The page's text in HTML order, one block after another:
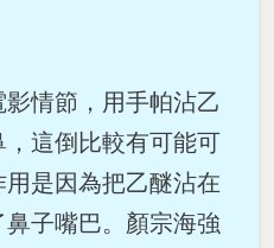
情節，用手帕沾乙
這倒比較有可能可
是因為把乙醚沾在
子嘴巴。顏宗海強